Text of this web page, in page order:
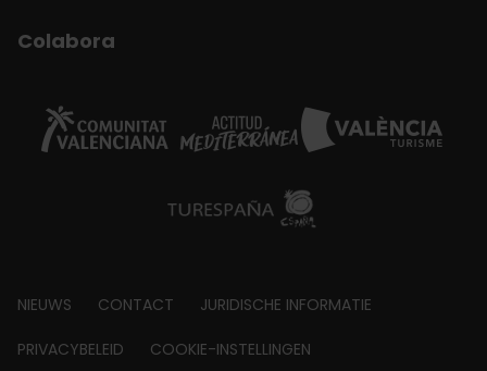
Colabora
Footer
about
NIEUWS CONTACT JURIDISCHE INFORMATIE
PRIVACYBELEID COOKIE-INSTELLINGEN